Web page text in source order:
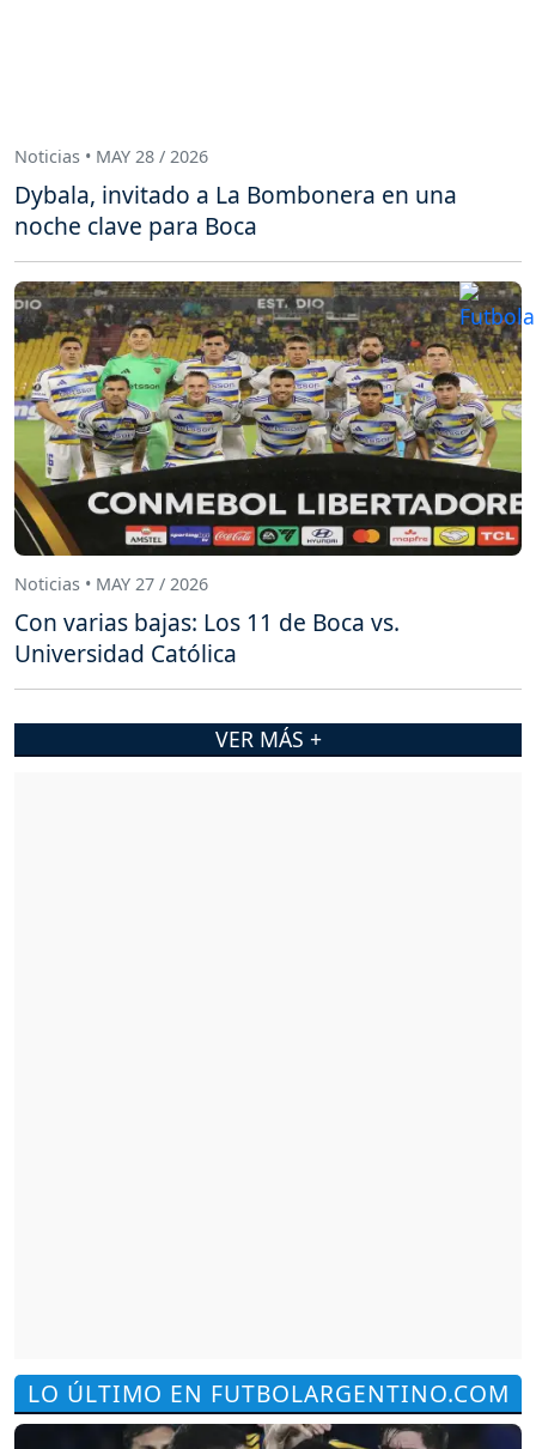
LO ÚLTIMO EN FUTBOLARGENTINO.COM
Noticias • MAY 28 / 2026
Dybala, invitado a La Bombonera en una
noche clave para Boca
Noticias • MAY 27 / 2026
Con varias bajas: Los 11 de Boca vs.
Universidad Católica
VER MÁS +